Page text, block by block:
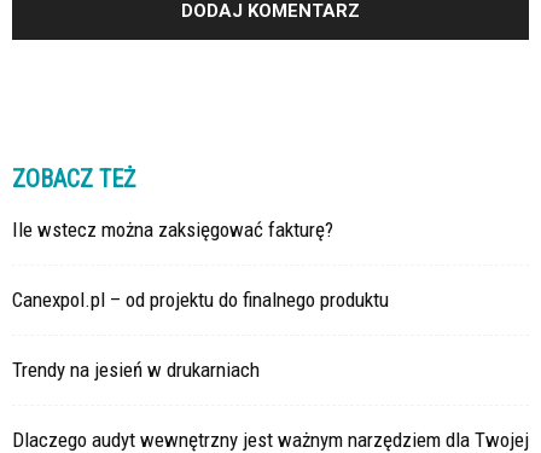
ZOBACZ TEŻ
Ile wstecz można zaksięgować fakturę?
Canexpol.pl – od projektu do finalnego produktu
Trendy na jesień w drukarniach
Dlaczego audyt wewnętrzny jest ważnym narzędziem dla Twojej